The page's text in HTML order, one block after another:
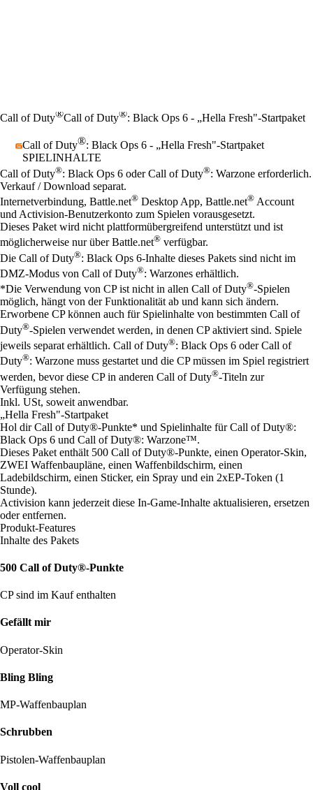
Call of Duty®Call of Duty®: Black Ops 6 - „Hella Fresh"-Startpaket
Call of Duty®: Black Ops 6 - „Hella Fresh"-Startpaket
SPIELINHALTE
Preis
Available actions
Call of Duty®: Black Ops 6 oder Call of Duty®: Warzone erforderlich.
Verkauf / Download separat.
Internetverbindung, Battle.net® Desktop App, Battle.net® Account
und Activision-Benutzerkonto zum Spielen vorausgesetzt.
Dieses Paket wird nicht plattformübergreifend unterstützt und ist
möglicherweise nur über Battle.net® verfügbar.
Die Call of Duty®: Black Ops 6-Inhalte dieses Pakets sind nicht im
DMZ-Modus von Call of Duty®: Warzones erhältlich.
*Die Verwendung von CP ist nicht in allen Call of Duty®-Spielen
möglich, hängt von der Funktionalität ab und kann sich ändern.
Erworbene CP können auch für Spielinhalte von bestimmten Call of
Duty®-Spielen verwendet werden, in denen CP aktiviert sind. Spiele
jeweils separat erhältlich. Call of Duty®: Black Ops 6 oder Call of
Duty®: Warzone muss gestartet und die CP müssen im Spiel registriert
werden, bevor diese CP in anderen Call of Duty®-Titeln zur
Verfügung stehen.
Inkl. USt, soweit anwendbar.
„Hella Fresh"-Startpaket
Hol dir Call of Duty®-Punkte* und Spielinhalte für Call of Duty®:
Black Ops 6 und Call of Duty®: Warzone™.
Dieses Paket enthält 500 Call of Duty®-Punkte, einen Operator-Skin,
ZWEI Waffenbaupläne, einen Waffenbildschirm, einen
Ladebildschirm, einen Sticker, ein Spray und ein 2xEP-Token (1
Stunde).
Activision kann jederzeit diese In-Game-Inhalte aktualisieren, ersetzen
oder entfernen.
Produkt-Features
Inhalte des Pakets
500 Call of Duty®-Punkte
CP sind im Kauf enthalten
Gefällt mir
Operator-Skin
Bling Bling
MP-Waffenbauplan
Schrubben
Pistolen-Waffenbauplan
Voll cool